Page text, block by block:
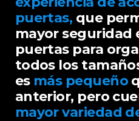
puertas, que
mayor seguridad
puertas para
todos los
es más pequeño
anterior, pero
mayor variedad